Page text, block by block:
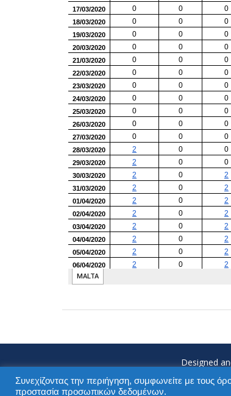
Designed
Συνεχίζοντας την περιήγηση, συμφωνείτε με τους
προστασία προσωπικών δεδομένων.